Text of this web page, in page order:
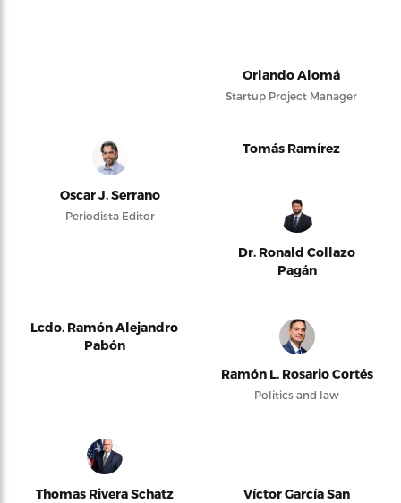
Orlando Alomá
Startup Project Manager
Oscar J. Serrano
Periodista Editor
Tomás Ramírez
Dr. Ronald Collazo
Pagán
Lcdo. Ramón Alejandro
Pabón
Ramón L. Rosario Cortés
Politics and law
Thomas Rivera Schatz
Víctor García San